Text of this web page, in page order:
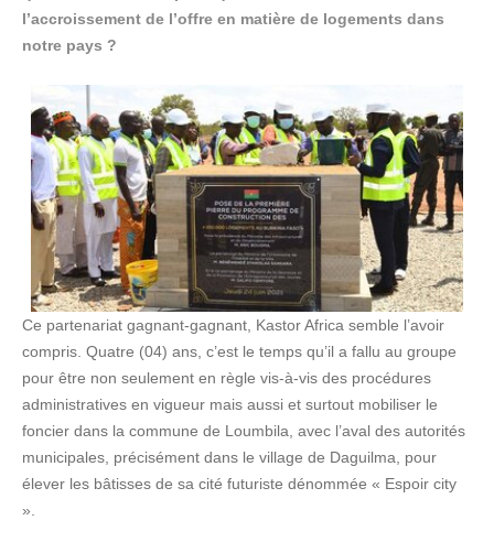
l’accroissement de l’offre en matière de logements dans
notre pays ?
Ce partenariat gagnant-gagnant, Kastor Africa semble l’avoir
compris. Quatre (04) ans, c’est le temps qu’il a fallu au groupe
pour être non seulement en règle vis-à-vis des procédures
administratives en vigueur mais aussi et surtout mobiliser le
foncier dans la commune de Loumbila, avec l’aval des autorités
municipales, précisément dans le village de Daguilma, pour
élever les bâtisses de sa cité futuriste dénommée « Espoir city
».